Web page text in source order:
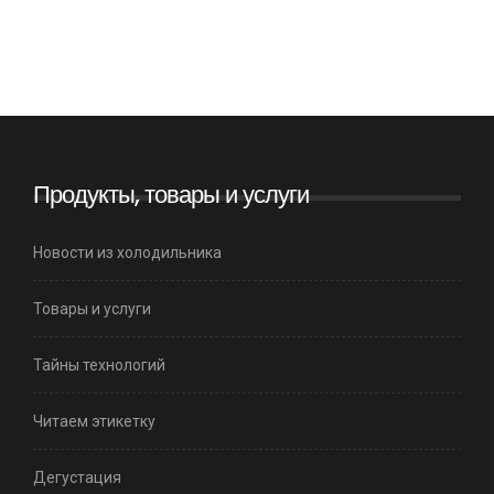
Продукты, товары и услуги
Новости из холодильника
Товары и услуги
Тайны технологий
Читаем этикетку
Дегустация